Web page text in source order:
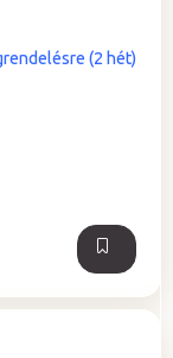
(2 hét)